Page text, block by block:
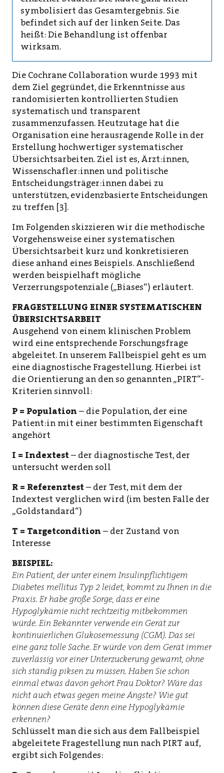
symbolisiert das Gesamtergebnis. Sie
befindet sich auf der linken Seite. Das
heißt: Die Behandlung ist offenbar
wirksam.
Die Cochrane Collaboration wurde 1993 mit
dem Ziel gegründet, die Erkenntnisse aus
randomisierten kontrollierten Studien
systematisch und transparent
zusammenzufassen. Heutzutage hat die
Organisation eine herausragende Rolle in der
Erstellung hochwertiger systematischer
Übersichtsarbeiten. Ziel ist es, Ärzt:innen,
Wissenschafler:innen und politische
Entscheidungsträger:innen dabei zu
unterstützen, evidenzbasierte Entscheidungen
zu treffen [3].
Im Folgenden skizzieren wir die methodische
Vorgehensweise einer systematischen
Übersichtsarbeit kurz und konkretisieren
diese anhand eines Beispiels. Anschließend
werden beispielhaft mögliche
Verzerrungspotenziale („Biases“) erläutert.
FRAGESTELLUNG EINER SYSTEMATISCHEN
ÜBERSICHTSARBEIT
Ausgehend von einem klinischen Problem
wird eine entsprechende Forschungsfrage
abgeleitet. In unserem Fallbeispiel geht es um
eine diagnostische Fragestellung. Hierbei ist
die Orientierung an den so genannten „PIRT“-
Kriterien sinnvoll:
P = Population – die Population, der eine
Patient:in mit einer bestimmten Eigenschaft
angehört
I = Indextest – der diagnostische Test, der
untersucht werden soll
R = Referenztest – der Test, mit dem der
Indextest verglichen wird (im besten Falle der
„Goldstandard“)
T = Targetcondition – der Zustand von
Interesse
BEISPIEL:
Ein Patient, der unter einem Insulinpflichtigem
Diabetes mellitus Typ 2 leidet, kommt zu Ihnen in die
Praxis. Er habe große Sorge, dass er eine
Hypoglykämie nicht rechtzeitig mitbekommen
würde. Ein Bekannter verwende ein Gerät zur
kontinuierlichen Glukosemessung (CGM). Das sei
eine ganz tolle Sache. Er würde von dem Gerät immer
zuverlässig vor einer Unterzuckerung gewarnt, ohne
sich ständig piksen zu müssen. Haben Sie schon
einmal etwas davon gehört Frau Doktor? Wäre das
nicht auch etwas gegen meine Ängste? Wie gut
können diese Geräte denn eine Hypoglykämie
erkennen?
Schlüsselt man die sich aus dem Fallbeispiel
abgeleitete Fragestellung nun nach PIRT auf,
ergibt sich Folgendes: